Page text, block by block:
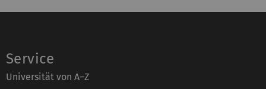
Service
Universität von A–Z